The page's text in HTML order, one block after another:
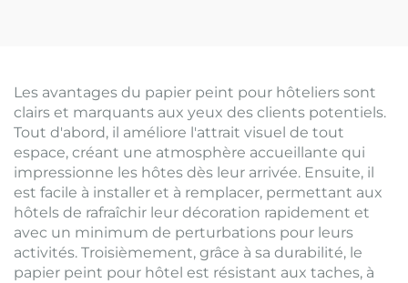
Les avantages du papier peint pour hôteliers sont
clairs et marquants aux yeux des clients potentiels.
Tout d'abord, il améliore l'attrait visuel de tout
espace, créant une atmosphère accueillante qui
impressionne les hôtes dès leur arrivée. Ensuite, il
est facile à installer et à remplacer, permettant aux
hôtels de rafraîchir leur décoration rapidement et
avec un minimum de perturbations pour leurs
activités. Troisièmement, grâce à sa durabilité, le
papier peint pour hôtel est résistant aux taches, à